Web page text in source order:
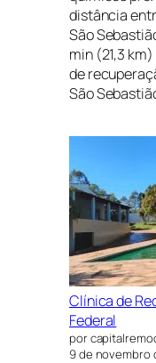
distância
São
min (21,3
de
São
Clínica de
Federal
por
9 de novembro